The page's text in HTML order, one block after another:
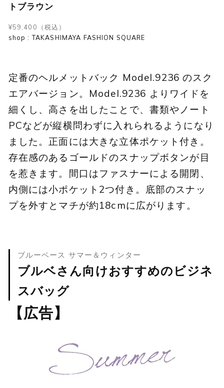
トブラウン
¥59,400（税込）
shop : TAKASHIMAYA FASHION SQUARE
定番のヘルメットバック Model.9236 のスク
エアバージョン。Model.9236 よりワイドを
細くし、高さを出したことで、書類やノート
PCなどが縦横問わずに入れられるようになり
ました。正面には大きな立体ポケット付き。
存在感のあるゴールドのスナップボタンが目
を惹きます。間口はファスナーによる開閉、
内側には小ポケット2つ付き。底部のスナッ
プを外すとマチが約18cmに広がります。
ブルーベース サマー＆ウィンター
ブルベさん向けおすすめのビジネ
スバッグ
【広告】